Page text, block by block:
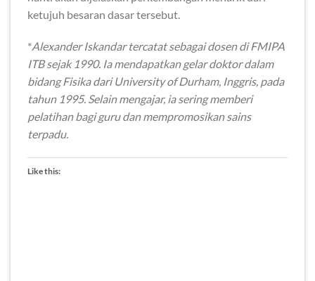
ketujuh besaran dasar tersebut.
*Alexander Iskandar tercatat sebagai dosen di FMIPA
ITB sejak 1990. Ia mendapatkan gelar doktor dalam
bidang Fisika dari University of Durham, Inggris, pada
tahun 1995. Selain mengajar, ia sering memberi
pelatihan bagi guru dan mempromosikan sains
terpadu.
Like this: